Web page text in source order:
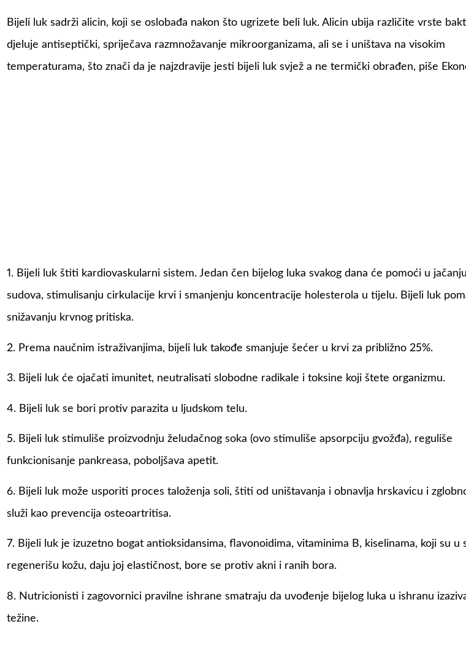
Bijeli luk sadrži alicin, koji se oslobađa nakon što ugrizete beli luk. Alicin ubija različite vrste
djeluje antiseptički, spriječava razmnožavanje mikroorganizama, ali se i uništava na visokim
temperaturama, što znači da je najzdravije jesti bijeli luk svjež a ne termički obrađen, piše
1. Bijeli luk štiti kardiovaskularni sistem. Jedan čen bijelog luka svakog dana će pomoći u
sudova, stimulisanju cirkulacije krvi i smanjenju koncentracije holesterola u tijelu. Bijeli luk
snižavanju krvnog pritiska.
2. Prema naučnim istraživanjima, bijeli luk takođe smanjuje šećer u krvi za približno 25%.
3. Bijeli luk će ojačati imunitet, neutralisati slobodne radikale i toksine koji štete organizmu.
4. Bijeli luk se bori protiv parazita u ljudskom telu.
5. Bijeli luk stimuliše proizvodnju želudačnog soka (ovo stimuliše apsorpciju gvožđa), reguliše
funkcionisanje pankreasa, poboljšava apetit.
6. Bijeli luk može usporiti proces taloženja soli, štiti od uništavanja i obnavlja hrskavicu i
služi kao prevencija osteoartritisa.
7. Bijeli luk je izuzetno bogat antioksidansima, flavonoidima, vitaminima B, kiselinama, koji su u
regenerišu kožu, daju joj elastičnost, bore se protiv akni i ranih bora.
8. Nutricionisti i zagovornici pravilne ishrane smatraju da uvođenje bijelog luka u ishranu
težine.